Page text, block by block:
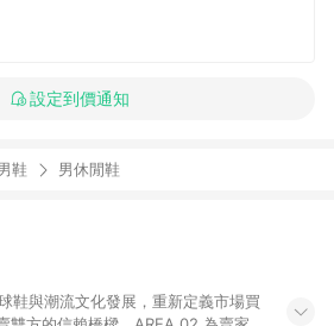
設定到價通知
鞋 男休閒鞋
鞋與潮流文化發展，重新定義市場買